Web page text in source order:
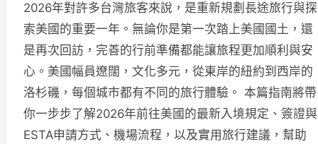
2026年對許多台灣旅客來說，是重新規劃長途旅行與探
索美國的重要一年。無論你是第一次踏上美國國土，還
是再次回訪，完善的行前準備都能讓旅程更加順利與安
心。美國幅員遼闊，文化多元，從東岸的紐約到西岸的
洛杉磯，每個城市都有不同的旅行體驗。 本篇指南將帶
你一步步了解2026年前往美國的最新入境規定、簽證與
ESTA申請方式、機場流程，以及實用旅行建議，幫助